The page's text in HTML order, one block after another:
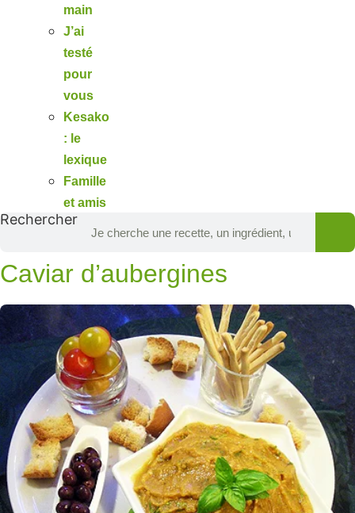
main
J’ai
testé
pour
vous
Kesako
: le
lexique
Famille
et amis
Rechercher
Caviar d’aubergines